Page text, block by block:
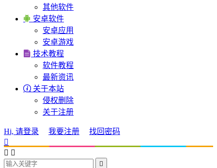
其他软件
 安卓软件
安卓应用
安卓游戏
 技术教程
软件教程
最新资讯
 关于本站
侵权删除
关于注册
Hi, 请登录 我要注册
找回密码

 
